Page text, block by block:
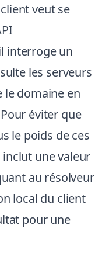
veut se
interroge un
les serveurs
domaine en
éviter que
le poids de ces
une valeur
au résolveur
local du client
pour une